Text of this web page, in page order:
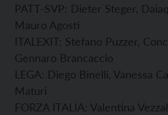
PATT-SVP: Dieter Steger,
Mauro Agosti
ITALEXIT: Stefano Puzzer,
Gennaro Brancaccio
LEGA: Diego Binelli, Vanessa
Maturi
FORZA ITALIA: Valentina